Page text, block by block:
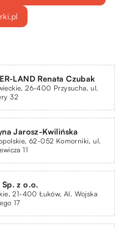
LAND Renata Czubak
26-400 Przysucha, ul.
32
Jarosz-Kwilińska
62-052 Komorniki, ul.
11
z o.o.
21-400 Łuków, Al. Wojska
17